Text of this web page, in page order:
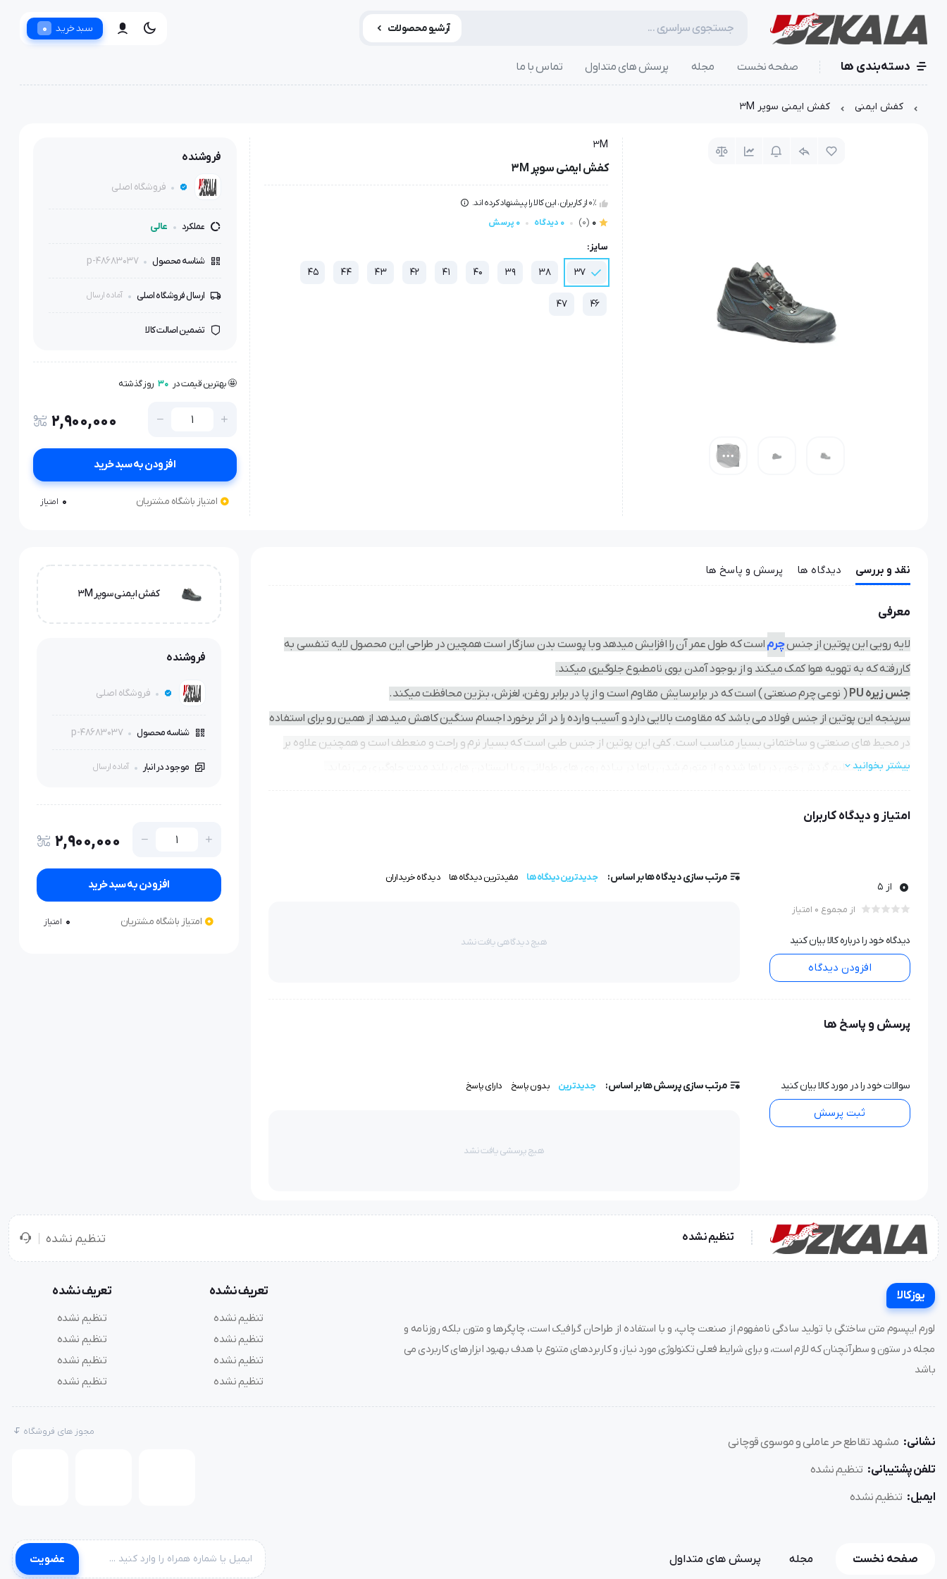
آرشیو محصولات سبد خرید 0
دسته‌بندی ها صفحه نخست مجله پرسش های متداول تماس با ما
کفش ایمنی کفش ایمنی سوپر 3M
3M
کفش ایمنی سوپر 3M
0٪ از کاربران، این کالا را پیشنهاد کرده اند.
0
(0) 0 دیدگاه 0 پرسش
سایز:
37
38
39
40
41
42
43
44
45
46
47
فروشنده
فروشگاه اصلی
عملکرد عالی
شناسه محصول p-48683037
ارسال فروشگاه اصلی آماده ارسال
تضمین اصالت کالا
🤩 بهترین قیمت در 30 روز گذشته
2,900,000
افزودن به سبد خرید
امتیاز باشگاه مشتریان 0 امتیاز
نقد و بررسی دیدگاه ها پرسش و پاسخ ها
معرفی
لایه رویی این پوتین از جنسچرم است که طول عمر آن را افزایش میدهد وبا پوست بدن سازگار است همچین در طراحی این محصول لایه تنفسی به
کاررفته که به تهویه هوا کمک میکند و از بوجود آمدن بوی نامطبوع جلوگیری میکند.
جنس زیره PU ( نوعی چرم صنعتی ) است که در برابرسایش مقاوم است و از پا در برابر روغن، لغزش، بنزین محافظت میکند.
سرپنجه این پوتین از جنس فولاد می باشد که مقاومت بالایی دارد و آسیب وارده را در اثر برخورد اجسام سنگین کاهش میدهد از همین رو برای استفاده
در محیط های صنعتی و ساختمانی بسیار مناسب است. کفی این پوتین از جنس طبی است که بسیار نرم و راحت و منعطف است و همچنین علاوه بر
راحتی باعث تنظیم گردش خون در پاها شده و از متورم شدن پاها در پیاده روی های طولانی و یا ایستادن های بلند مدت جلوگیری می نماید.
بیشتر بخوانید
امتیاز و دیدگاه کاربران
0 از 5
از مجموع 0 امتیاز
دیدگاه خود را درباره کالا بیان کنید
افزودن دیدگاه
مرتب سازی دیدگاه ها بر اساس: جدیدترین دیدگاه ها مفیدترین دیدگاه ها دیدگاه خریداران
هیچ دیدگاهی یافت نشد
پرسش و پاسخ ها
سوالات خود را در مورد کالا بیان کنید
ثبت پرسش
مرتب سازی پرسش ها بر اساس: جدیدترین بدون پاسخ دارای پاسخ
هیچ پرسشی یافت نشد
کفش ایمنی سوپر 3M
فروشنده
فروشگاه اصلی
شناسه محصول p-48683037
موجود در انبار آماده ارسال
2,900,000
افزودن به سبد خرید
امتیاز باشگاه مشتریان 0 امتیاز
تنظیم نشده تنظیم نشده
یوزکالا
لورم ایپسوم متن ساختگی با تولید سادگی نامفهوم از صنعت چاپ، و با استفاده از طراحان گرافیک است، چاپگرها و متون بلکه روزنامه و
مجله در ستون و سطرآنچنان که لازم است، و برای شرایط فعلی تکنولوژی مورد نیاز، و کاربردهای متنوع با هدف بهبود ابزارهای کاربردی می
باشد
تعریف نشده
تنظیم نشده
تنظیم نشده
تنظیم نشده
تنظیم نشده
تعریف نشده
تنظیم نشده
تنظیم نشده
تنظیم نشده
تنظیم نشده
نشانی: مشهد تقاطع حر عاملی و موسوی قوچانی
تلفن پشتیبانی: تنظیم نشده
ایمیل: تنظیم نشده
مجوز های فروشگاه
صفحه نخست مجله پرسش های متداول عضویت